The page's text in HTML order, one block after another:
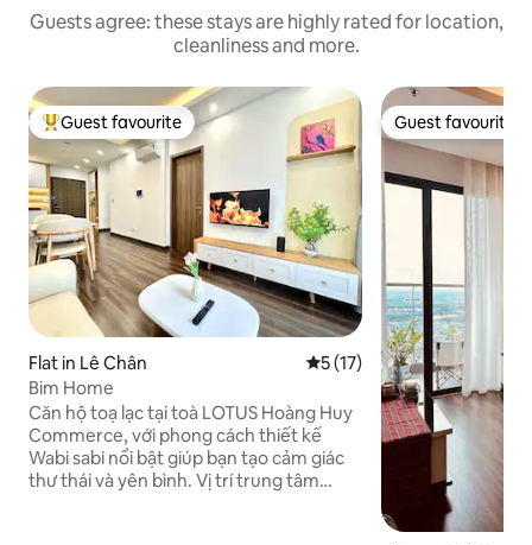
Guests agree: these stays are highly rated for location,
cleanliness and more.
Top guest favourite
Guest favourite
Flat in Lê Chân 5 out of 5 average rating,
5 (17)
Bim Home
Căn hộ toạ lạc tại toà LOTUS Hoàng Huy
Commerce, với phong cách thiết kế
Wabi sabi nổi bật giúp bạn tạo cảm giác
thư thái và yên bình. Vị trí trung tâm
Guest favourite
Guest favourite